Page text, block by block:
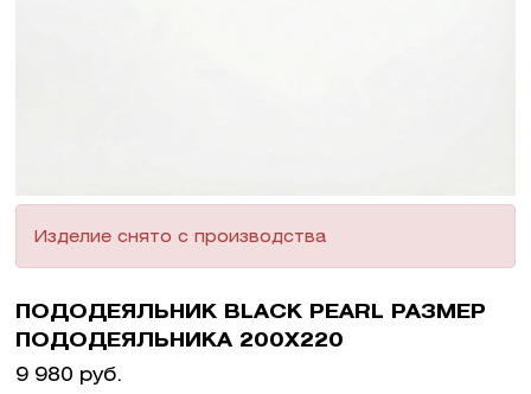
Изделие снято с производства
ПОДОДЕЯЛЬНИК BLACK PEARL РАЗМЕР
ПОДОДЕЯЛЬНИКА 200X220
9 980 руб.